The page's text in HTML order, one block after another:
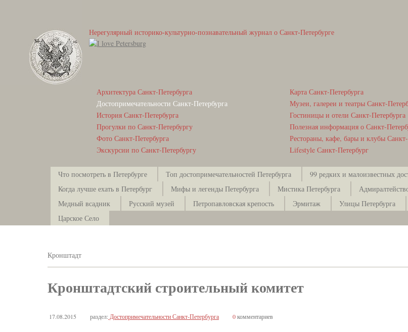
Нерегулярный историко-культурно-познавательный журнал о Санкт-Петербурге
Архитектура Санкт-Петербурга
Достопримечательности Санкт-Петербурга
История Санкт-Петербурга
Прогулки по Санкт-Петербургу
Фото Санкт-Петербурга
Экскурсии по Санкт-Петербургу
Карта Санкт-Петербурга
Музеи, галереи и театры Санкт-
Гостиницы и отели Санкт-Петербурга
Полезная информация о Санкт-
Рестораны, кафе, бары и клубы
Lifestyle Санкт-Петербург
Что посмотреть в Петербурге Топ достопримечательностей Петербурга
99 редких и малоизвестных
Когда лучше ехать в Петербург
Мифы и легенды Петербурга Мистика Петербурга
Медный всадник
Русский музей Петропавловская крепость Эрмитаж Улицы Петербурга
Царское Село
Кронштадт
Кронштадтский строительный комитет
17.08.2015 раздел: Достопримечательности Санкт-Петербурга 0комментариев